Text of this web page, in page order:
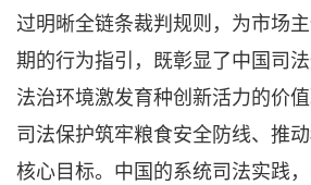
过明晰全链条裁判规则，为市场
期的行为指引，既彰显了中国司
法治环境激发育种创新活力的价
司法保护筑牢粮食安全防线、推
核心目标。中国的系统司法实践